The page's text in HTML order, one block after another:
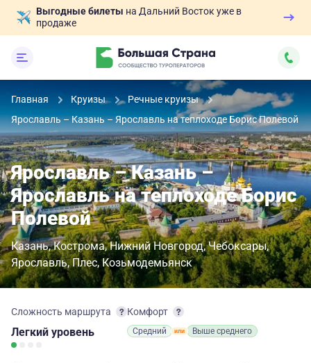
Выгодные билеты на Дальний Восток уже в
продаже
Главная Круизы
Речные круизы
Ярославль – Казань – Ярославль на теплоходе Борис Полевой
Ярославль – Казань –
Ярославль на теплоходе Борис
Полевой
Казань Кострома Нижний Новгород Чебоксары
Ярославль Плес Козьмодемьянск
Сложность маршрута
Легкий уровень
Комфорт
Средний Выше среднего